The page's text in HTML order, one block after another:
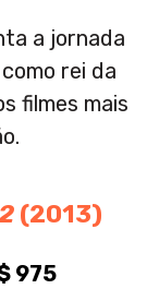
a jornada
rei da
filmes mais
(2013)
975